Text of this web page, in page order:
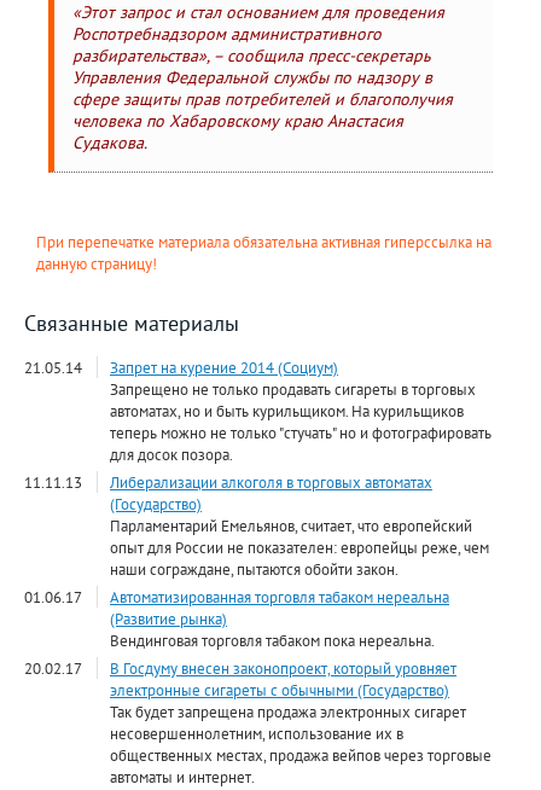
«Этот запрос и стал основанием для проведения
Роспотребнадзором административного
разбирательства», – сообщила пресс-секретарь
Управления Федеральной службы по надзору в
сфере защиты прав потребителей и благополучия
человека по Хабаровскому краю Анастасия
Судакова.
При перепечатке материала обязательна активная гиперссылка на
данную страницу!
Связанные материалы
21.05.14
Запрет на курение 2014 (Социум)
Запрещено не только продавать сигареты в торговых
автоматах, но и быть курильщиком. На курильщиков
теперь можно не только "стучать" но и фотографировать
для досок позора.
11.11.13
Либерализации алкоголя в торговых автоматах
(Государство)
Парламентарий Емельянов, считает, что европейский
опыт для России не показателен: европейцы реже, чем
наши сограждане, пытаются обойти закон.
01.06.17
Автоматизированная торговля табаком нереальна
(Развитие рынка)
Вендинговая торговля табаком пока нереальна.
20.02.17
В Госдуму внесен законопроект, который уровняет
электронные сигареты с обычными (Государство)
Так будет запрещена продажа электронных сигарет
несовершеннолетним, использование их в
общественных местах, продажа вейпов через торговые
автоматы и интернет.